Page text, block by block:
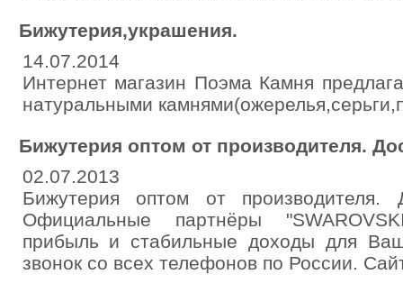
Бижутерия,украшения.
14.07.2014
Интернет магазин Поэма Камня
натуральными
Бижутерия оптом от производителя.
02.07.2013
Бижутерия оптом от
Официальные партнёры
прибыль и стабильные доходы для
звонок со всех телефонов по России.